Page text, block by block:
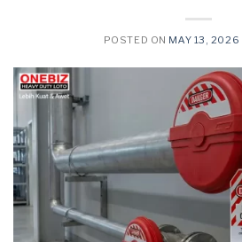
POSTED ON MAY 13, 2026